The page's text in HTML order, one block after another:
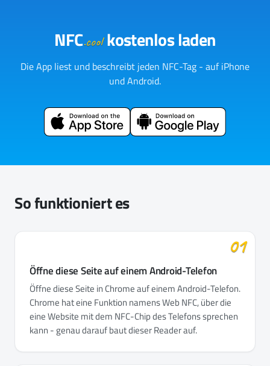
NFC.coolkostenlos laden
Die App liest und beschreibt jeden NFC-Tag - auf iPhone
und Android.
So funktioniert es
01
Öffne diese Seite auf einem Android-Telefon
Öffne diese Seite in Chrome auf einem Android-Telefon.
Chrome hat eine Funktion namens Web NFC, über die
eine Website mit dem NFC-Chip des Telefons sprechen
kann - genau darauf baut dieser Reader auf.